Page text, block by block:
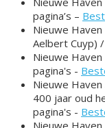
pagina’s –
Nieuwe
Aelbert Cuyp)
Nieuwe
pagina's -
Nieuwe
400 jaar oud
pagina's -
Nieuwe